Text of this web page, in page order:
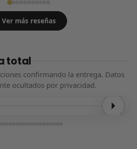
Ver más reseñas
total
confirmando la entrega. Datos
ocultados por privacidad.